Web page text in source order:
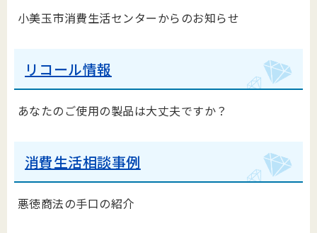
小美玉市消費生活センターからのお知らせ
リコール情報
あなたのご使用の製品は大丈夫ですか？
消費生活相談事例
悪徳商法の手口の紹介